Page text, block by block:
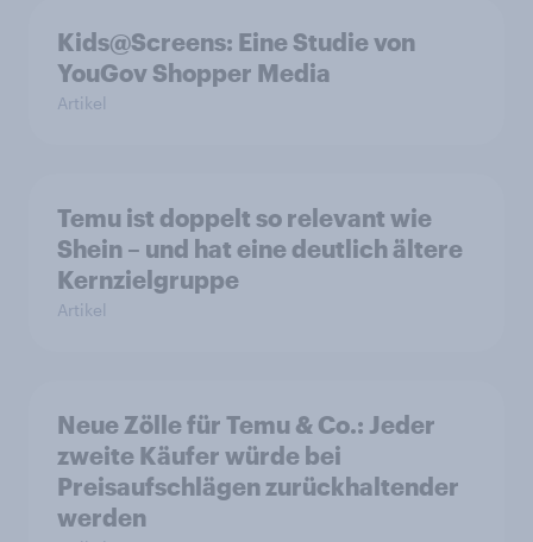
Kids@Screens: Eine Studie von
YouGov Shopper Media
Artikel
Temu ist doppelt so relevant wie
Shein – und hat eine deutlich ältere
Kernzielgruppe
Artikel
Neue Zölle für Temu & Co.: Jeder
zweite Käufer würde bei
Preisaufschlägen zurückhaltender
werden